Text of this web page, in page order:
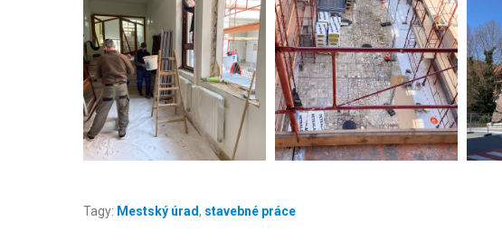
Tagy: Mestský úrad, stavebné práce